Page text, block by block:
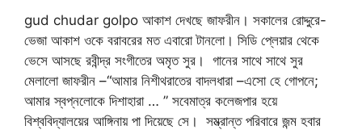
gud chudar golpo আকাশ দেখছে জাফরীন। সকালের রোদ্দুরে-
ভেজা আকাশ ওকে বরাবরের মত এবারো টানলো। সিডি প্লেয়ার থেকে
ভেসে আসছে রবীন্দ্র সংগীতের অমৃত সুর। গানের সাথে সাথে সুর
মেলালো জাফরীন –“আমার নিশীথরাতের বাদলধারা –এসো হে গোপনে;
আমার স্বপ্নলোকে দিশাহারা … ” সবেমাত্র কলেজপার হয়ে
বিশ্ববিদ্যালয়ের আঙ্গিনায় পা দিয়েছে সে। সম্ভ্রান্ত পরিবারে জন্ম হবার